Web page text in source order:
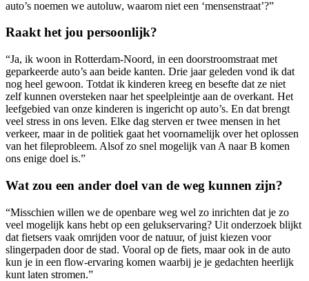
auto’s noemen we autoluw, waarom niet een ‘mensenstraat’?”
Raakt het jou persoonlijk?
“Ja, ik woon in Rotterdam-Noord, in een doorstroomstraat met
geparkeerde auto’s aan beide kanten. Drie jaar geleden vond ik dat
nog heel gewoon. Totdat ik kinderen kreeg en besefte dat ze niet
zelf kunnen oversteken naar het speelpleintje aan de overkant. Het
leefgebied van onze kinderen is ingericht op auto’s. En dat brengt
veel stress in ons leven. Elke dag sterven er twee mensen in het
verkeer, maar in de politiek gaat het voornamelijk over het oplossen
van het fileprobleem. Alsof zo snel mogelijk van A naar B komen
ons enige doel is.”
Wat zou een ander doel van de weg kunnen zijn?
“Misschien willen we de openbare weg wel zo inrichten dat je zo
veel mogelijk kans hebt op een gelukservaring? Uit onderzoek blijkt
dat fietsers vaak omrijden voor de natuur, of juist kiezen voor
slingerpaden door de stad. Vooral op de fiets, maar ook in de auto
kun je in een flow-ervaring komen waarbij je je gedachten heerlijk
kunt laten stromen.”